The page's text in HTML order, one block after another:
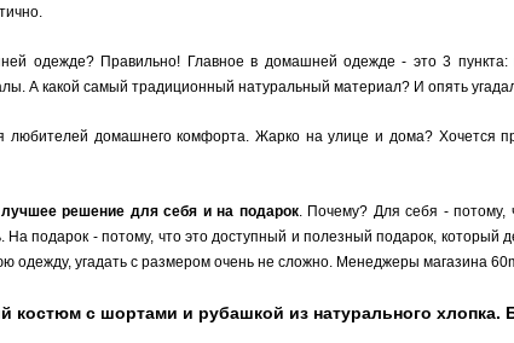
одежде? Правильно! Главное в домашней одежде - это 3
А какой самый традиционный натуральный материал? И опять
домашнего комфорта. Жарко на улице и дома? Хочется
решение для себя и на подарок. Почему? Для себя - потому,
подарок - потому, что это доступный и полезный подарок, который
угадать с размером очень не сложно. Менеджеры магазина
костюм с шортами и рубашкой из натурального хлопка.